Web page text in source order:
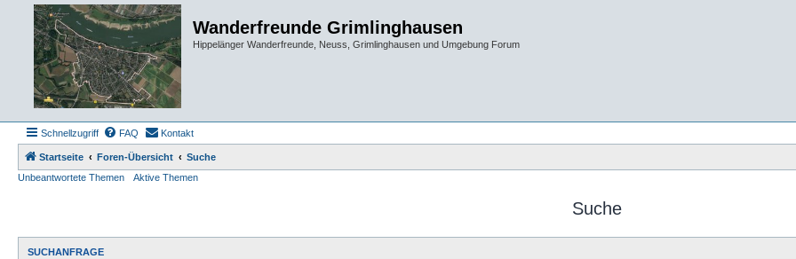
Wanderfreunde Grimlinghausen
Hippelänger Wanderfreunde, Neuss, Grimlinghausen und Umgebung Forum
Schnellzugriff FAQ Kontakt
Startseite Foren-Übersicht
Suche
Unbeantwortete Themen
Aktive Themen
Suche
SUCHANFRAGE